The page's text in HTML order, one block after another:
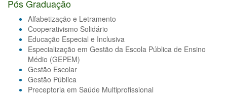
Pós Graduação
Alfabetização e Letramento
Cooperativismo Solidário
Educação Especial e Inclusiva
Especialização em Gestão da Escola Pública de Ensino
Médio (GEPEM)
Gestão Escolar
Gestão Pública
Preceptoria em Saúde Multiprofissional